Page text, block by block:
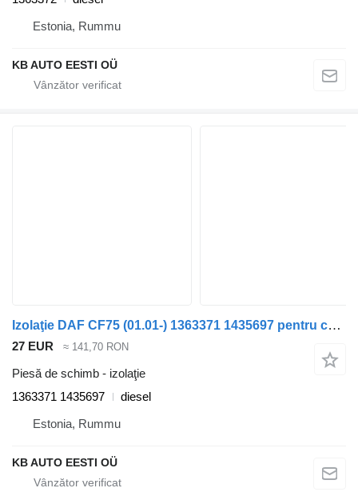
Estonia, Rummu
KB AUTO EESTI OÜ
Izolaţie DAF CF75 (01.01-) 1363371 1435697 pentru camion DAF LF45, LF55, LF180, CF65, CF75, CF85 (2001-)
27 EUR ≈ 141,70 RON
Piesă de schimb - izolaţie
1363371 1435697
diesel
Estonia, Rummu
KB AUTO EESTI OÜ